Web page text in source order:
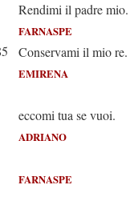
Rendimi il padre mio.
FARNASPE
Conservami il mio re.
EMIRENA
eccomi tua se vuoi.
ADRIANO
FARNASPE
Sì.